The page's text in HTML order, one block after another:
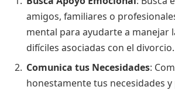
amigos, familiares o
mental para ayudarte a manejar
difíciles asociadas con el divorcio.
Comunica tus Necesidades:
honestamente tus necesidades